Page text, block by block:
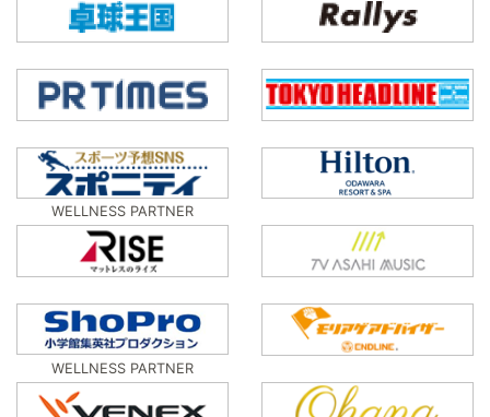
WELLNESS PARTNER
WELLNESS PARTNER